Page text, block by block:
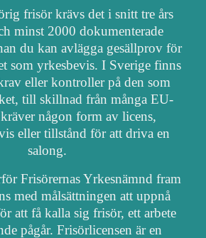
frisör krävs det i snitt tre års
minst 2000 dokumenterade
du kan avlägga gesällprov för
som yrkesbevis. I Sverige finns
eller kontroller på den som
till skillnad från många EU-
någon form av licens,
eller tillstånd för att driva en
salong.
Frisörernas Yrkesnämnd fram
med målsättningen att uppnå
att få kalla sig frisör, ett arbete
pågår. Frisörlicensen är en